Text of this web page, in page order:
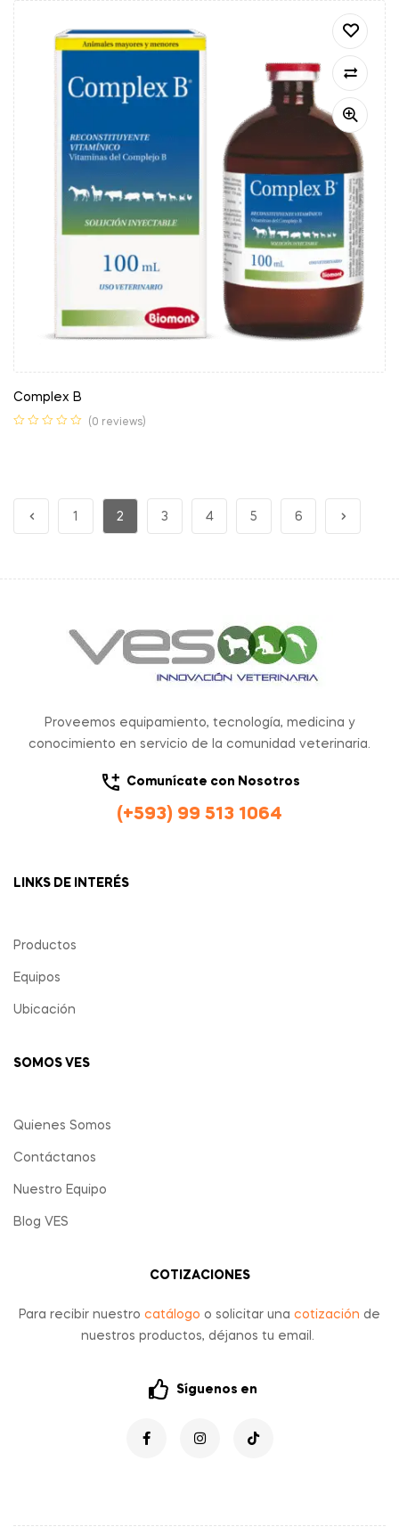
Complex B
(0 reviews)
1 2 3 4 5 6
Proveemos equipamiento, tecnología, medicina y
conocimiento en servicio de la comunidad veterinaria.
Comunícate con Nosotros
(+593) 99 513 1064
LINKS DE INTERÉS
Productos
Equipos
Ubicación
SOMOS VES
Quienes Somos
Contáctanos
Nuestro Equipo
Blog VES
COTIZACIONES
Para recibir nuestro catálogo o solicitar una cotización de
nuestros productos, déjanos tu email.
Síguenos en